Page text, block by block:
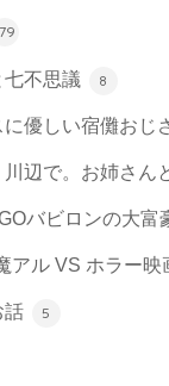
不思議 8
優しい宿儺おじ
辺で。お姉さん
バビロンの大富
アル VS ホラー映
話 5